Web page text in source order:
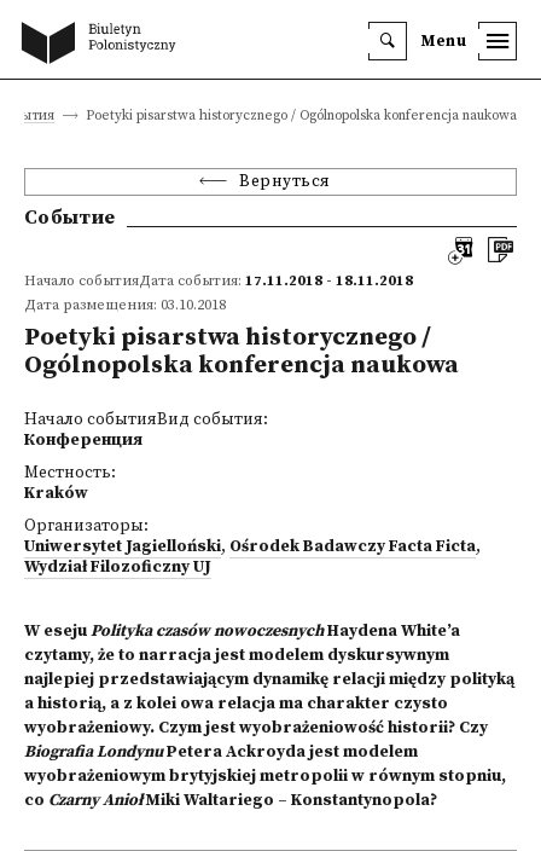
Menu
События Poetyki pisarstwa historycznego / Ogólnopolska konferencja naukowa
Вернуться
Событие
Начало событияДата события: 17.11.2018 - 18.11.2018
Дата размещения: 03.10.2018
Poetyki pisarstwa historycznego /
Ogólnopolska konferencja naukowa
Начало событияВид события:
Конференция
Местность:
Kraków
Организаторы:
Uniwersytet Jagielloński, Ośrodek Badawczy Facta Ficta,
Wydział Filozoficzny UJ
W esejuPolityka czasów nowoczesnychHaydena White’a
czytamy, że to narracja jest modelem dyskursywnym
najlepiej przedstawiającym dynamikę relacji między polityką
a historią, a z kolei owa relacja ma charakter czysto
wyobrażeniowy. Czym jest wyobrażeniowość historii? Czy
Biografia LondynuPetera Ackroyda jest modelem
wyobrażeniowym brytyjskiej metropolii w równym stopniu,
co Czarny AniołMiki Waltariego – Konstantynopola?